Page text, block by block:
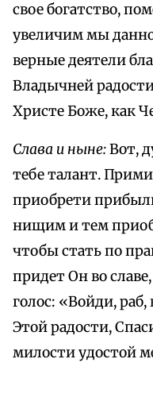
свое богатство,
увеличим мы
верные деятели
Владычней
Христе Боже, как
Слава и ныне:Вот,
тебе талант.
приобрети
нищим и тем
чтобы стать по
придет Он во
голос: «Войди, раб,
Этой радости,
милости удостой